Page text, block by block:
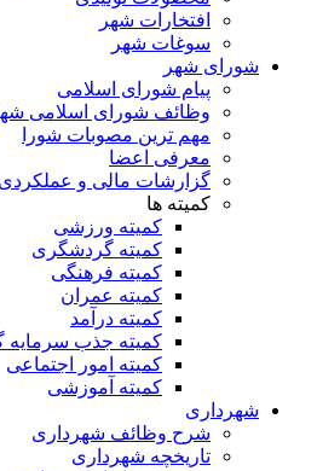
افتخارات شهر
سوغات شهر
شورای شهر
پیام شورای اسلامی
وظائف شورای اسلامی
مهم ترین مصوبات شورا
معرفی اعضا
گزارشات مالی و عملکردی
کمیته ها
کمیته ورزشی
کمیته گردشگری
کمیته فرهنگی
کمیته عمران
کمیته درآمد
کمیته جذب سرمایه
کمیته امور اجتماعی
کمیته آموزشی
شهرداری
شرح وظائف شهرداری
تاریخچه شهرداری